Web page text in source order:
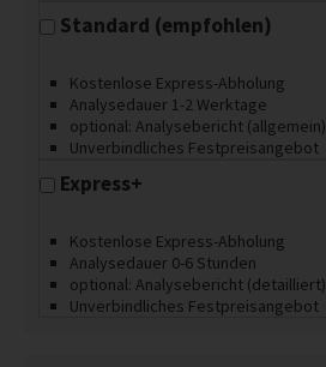
Standard (empfohlen)
Kostenlose Express-Abholung
Analysedauer 1-2 Werktage
optional: Analysebericht (allgemein)
Unverbindliches Festpreisangebot
Express+
Kostenlose Express-Abholung
Analysedauer 0-6 Stunden
optional: Analysebericht (detailliert)
Unverbindliches Festpreisangebot